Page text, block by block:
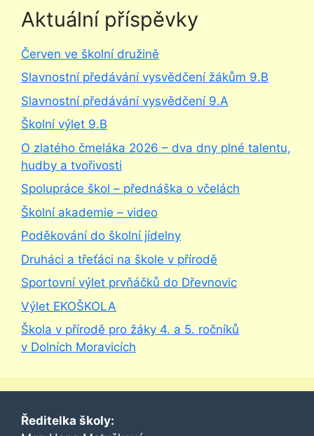
Aktuální příspěvky
Červen ve školní družině
Slavnostní předávání vysvědčení žákům 9.B
Slavnostní předávání vysvědčení 9.A
Školní výlet 9.B
O zlatého čmeláka 2026 – dva dny plné talentu,
hudby a tvořivosti
Spolupráce škol – přednáška o včelách
Školní akademie – video
Poděkování do školní jídelny
Druháci a třeťáci na škole v přírodě
Sportovní výlet prvňáčků do Dřevnovic
Výlet EKOŠKOLA
Škola v přírodě pro žáky 4. a 5. ročníků
v Dolních Moravicích
Ředitelka školy: